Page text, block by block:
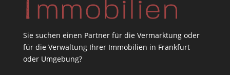
Sie suchen einen Partner für die Vermarktung oder
für die Verwaltung Ihrer Immobilien in Frankfurt
oder Umgebung?